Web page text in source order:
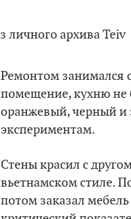
Ремонтом занимался
помещение, кухню не
оранжевый, черный и
экспериментам.
Стены красил с
вьетнамском стиле.
потом заказал